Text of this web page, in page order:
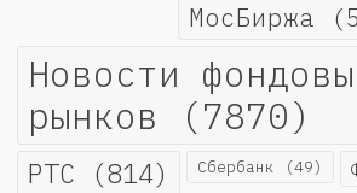
МосБиржа
Новости
рынков (7870)
РТС (814) Сбербанк (49)